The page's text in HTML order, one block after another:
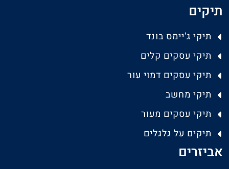
תיקים
תיקי ג'יימס בונד
תיקי עסקים קלים
תיקי עסקים דמוי עור
תיקי מחשב
תיקי עסקים מעור
תיקים על גלגלים
אביזרים